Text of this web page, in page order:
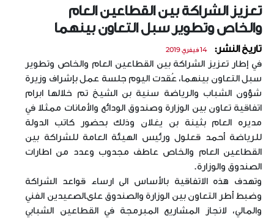
تعزيز الشراكة بين القطاعين العام
والخاص وتطوير سبل التعاون بينهما
تاريخ النشر: 14 فيفري 2019
في إطار تعزيز الشراكة بين القطاعين العام والخاص وتطوير
سبل التعاون بينهما، عُقدت اليوم جلسة عمل بإشراف وزيرة
شؤون الشباب والرياضة سنية بن الشيخ تم خلالها ابرام
اتفاقية تعاون بين الوزارة وصندوق الودائع والأمانات ممثلا في
مديره العام بثينة بن يغلان وذلك بحضور كاتب الدولة
للرياضة أحمد قعلول ورئيس الهيئة العامة للشراكة بين
القطاعين العام والخاص عاطف مجدوب وعدد من اطارات
الصندوق والوزارة.
وتهدف هذه الاتفاقية بالأساس الى ارساء قواعد الشراكة
وضبط أطر التعاون بين الوزارة والصندوق علىالصعيدين الفني
والمالي، لانجاز المشاريع المبرمجة في القطاعين الشبابي